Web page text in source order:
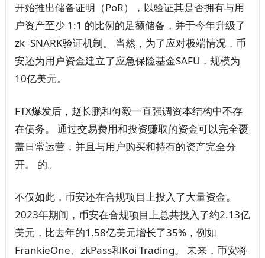
开始推出储备证明（PoR），以验证其是否拥有与用
户资产至少 1:1 的比例的足额储备，并于今年升级了
zk -SNARK验证机制。 当然，为了应对极端情况，币
安还为用户资金建立了应急保险基金SAFU，规模为
10亿美元。
FTX爆发后，赵长鹏和何毅一直强调资本结构中不存
在债务。 通过交易费用和投资赚取的资金可以完全覆
盖日常运营，并且与用户购买和持有的资产完全分
开。 的。
不仅如此，币安还在合规项目上投入了大量资金。
2023年期间，币安在合规项目上总共投入了约2.13亿
美元，比去年的1.58亿美元增长了35%，例如
FrankieOne、zkPass和Koi Trading。 未来，币安将